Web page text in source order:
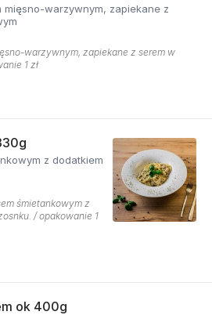
mięsno-warzywnym, zapiekane z
warzywnym, zapiekane z serem w
1 zł
śmietankowym z
/ opakowanie 1
ok 400g